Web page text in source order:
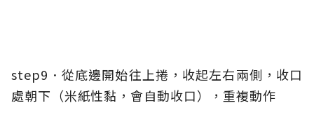
step9．從底邊開始往上捲，收起左右兩側，收口
處朝下（米紙性黏，會自動收口），重複動作